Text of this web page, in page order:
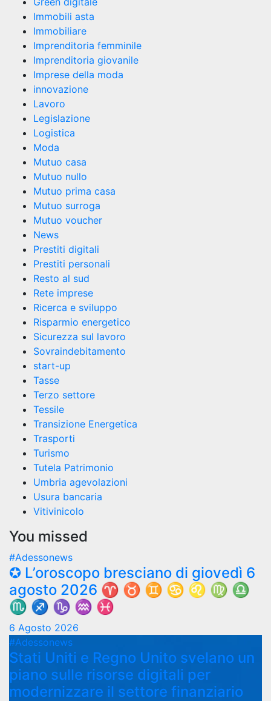
Immobili asta
Immobiliare
Imprenditoria femminile
Imprenditoria giovanile
Imprese della moda
innovazione
Lavoro
Legislazione
Logistica
Moda
Mutuo casa
Mutuo nullo
Mutuo prima casa
Mutuo surroga
Mutuo voucher
News
Prestiti digitali
Prestiti personali
Resto al sud
Rete imprese
Ricerca e sviluppo
Risparmio energetico
Sicurezza sul lavoro
Sovraindebitamento
start-up
Tasse
Terzo settore
Tessile
Transizione Energetica
Trasporti
Turismo
Tutela Patrimonio
Umbria agevolazioni
Usura bancaria
Vitivinicolo
You missed
#Adessonews
✪ L’oroscopo bresciano di giovedì 6
agosto 2026 ♈ ♉ ♊ ♋ ♌ ♍ ♎
♏ ♐ ♑ ♒ ♓
6 Agosto 2026
#Adessonews
Stati Uniti e Regno Unito svelano un
piano sulle risorse digitali per
modernizzare il settore finanziario